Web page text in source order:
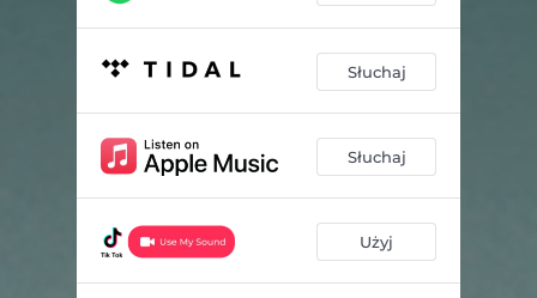
Słuchaj
Słuchaj
Użyj